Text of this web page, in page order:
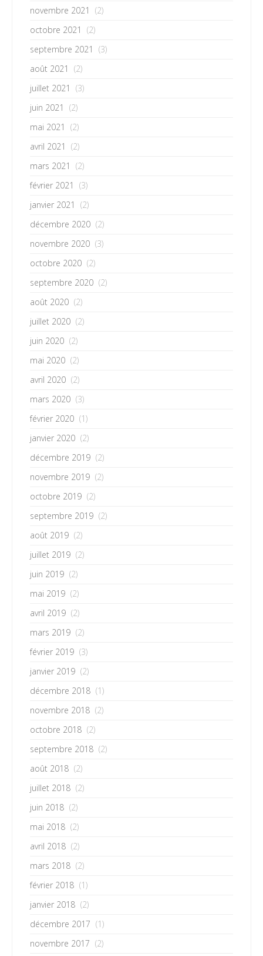
novembre 2021
(2)
octobre 2021
(2)
septembre 2021
(3)
août 2021
(2)
juillet 2021
(3)
juin 2021
(2)
mai 2021
(2)
avril 2021
(2)
mars 2021
(2)
février 2021
(3)
janvier 2021
(2)
décembre 2020 (2)
novembre 2020 (3)
octobre 2020 (2)
septembre 2020 (2)
août 2020 (2)
juillet 2020 (2)
juin 2020 (2)
mai 2020 (2)
avril 2020 (2)
mars 2020 (3)
février 2020 (1)
janvier 2020 (2)
décembre 2019 (2)
novembre 2019 (2)
octobre 2019 (2)
septembre 2019 (2)
août 2019 (2)
juillet 2019 (2)
juin 2019 (2)
mai 2019 (2)
avril 2019 (2)
mars 2019 (2)
février 2019 (3)
janvier 2019 (2)
décembre 2018 (1)
novembre 2018 (2)
octobre 2018 (2)
septembre 2018 (2)
août 2018 (2)
juillet 2018 (2)
juin 2018 (2)
mai 2018 (2)
avril 2018 (2)
mars 2018 (2)
février 2018 (1)
janvier 2018 (2)
décembre 2017 (1)
novembre 2017 (2)